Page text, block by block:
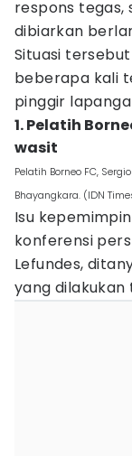
respons
dibiarkan
Situasi
beberapa kali
pinggir
1. Pelatih
wasit
Pelatih Borneo FC,
Bhayangkara. (IDN
Isu
konferensi
Lefundes,
yang